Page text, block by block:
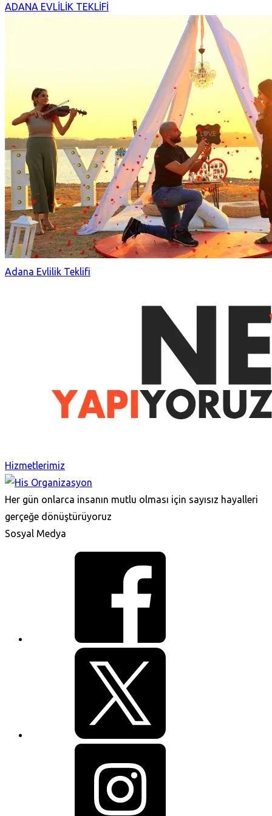
ADANA EVLİLİK TEKLİFİ
Adana Evlilik Teklifi
Hizmetlerimiz
Her gün onlarca insanın mutlu olması için sayısız hayalleri
gerçeğe dönüştürüyoruz
Sosyal Medya